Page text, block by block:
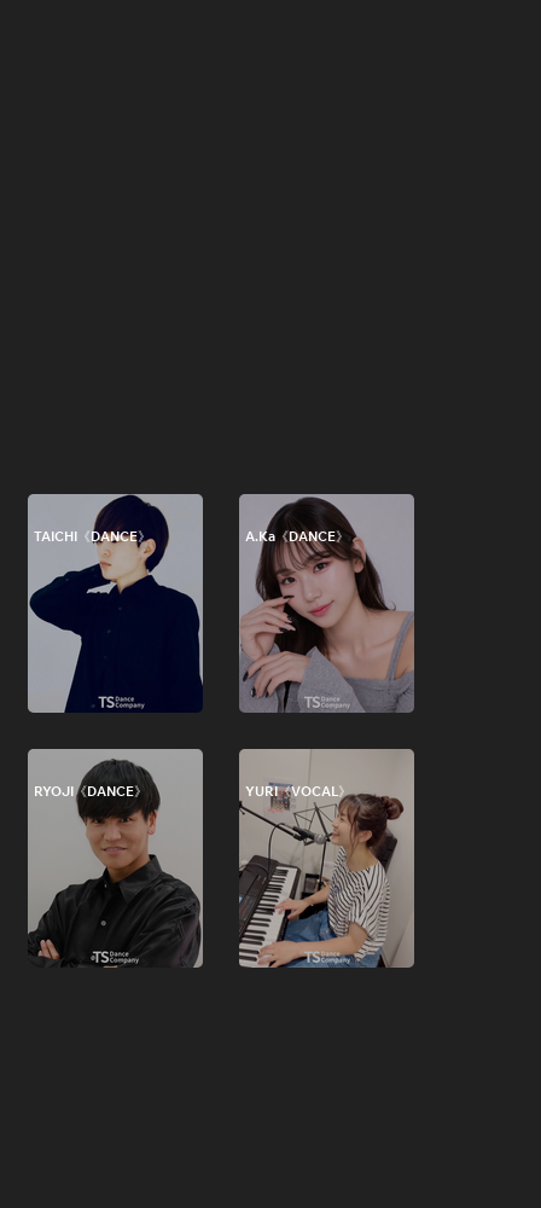
TAICHI《DANCE》 A.Ka《DANCE》
RYOJI《DANCE》 YURI《VOCAL》